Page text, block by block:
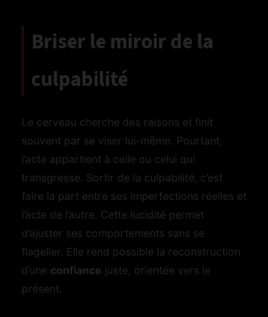
Briser le miroir de la
culpabilité
Le cerveau cherche des raisons et finit
souvent par se viser lui-même. Pourtant,
l’acte appartient à celle ou celui qui
transgresse. Sortir de la culpabilité, c’est
faire la part entre ses imperfections réelles et
l’acte de l’autre. Cette lucidité permet
d’ajuster ses comportements sans se
flageller. Elle rend possible la reconstruction
d’une confiance juste, orientée vers le
présent.